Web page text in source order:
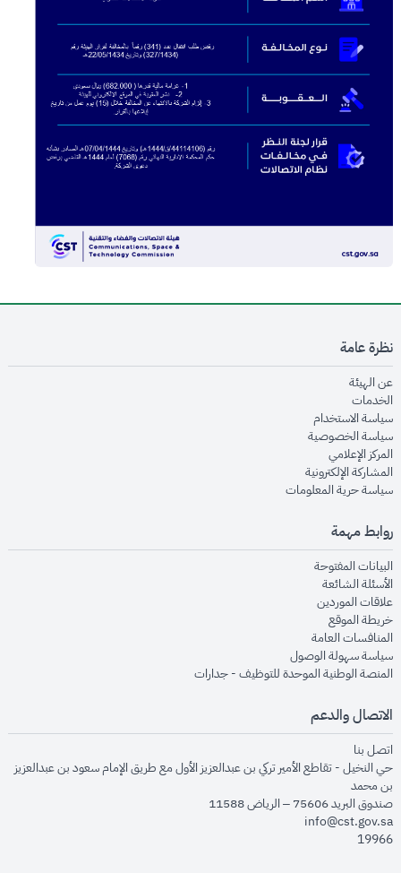
نظرة عامة
عن الهيئةopens in new window
الخدماتopens in new window
سياسة الاستخدام
سياسة الخصوصيةopens in new window
المركز الإعلاميopens in new window
المشاركة الإلكترونيةopens in new window
سياسة حرية المعلوماتopens in new window
روابط مهمة
البيانات المفتوحةopens in new window
الأسئلة الشائعةopens in new window
علاقات الموردينopens in new window
خريطة الموقعopens in new window
المنافسات العامةopens in new window
سياسة سهولة الوصولopens in new window
المنصة الوطنية الموحدة للتوظيف - جداراتopens in new window
الاتصال والدعم
اتصل بنا
حي النخيل - تقاطع الأمير تركي بن عبدالعزيز الأول مع طريق الإمام سعود بن عبدالعزيز
بن محمد
صندوق البريد 75606 – الرياض 11588
info@cst.gov.sa
19966